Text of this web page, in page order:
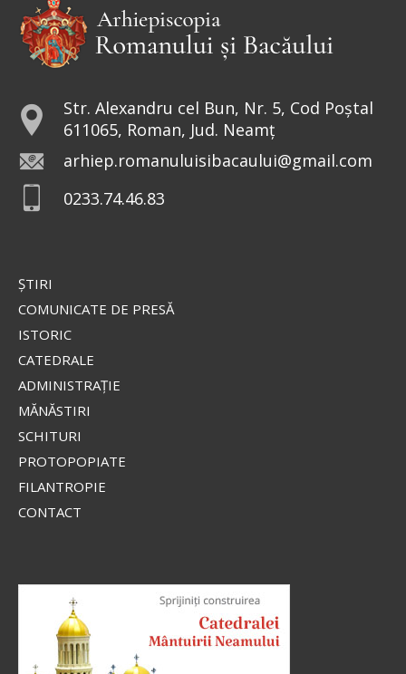
Str. Alexandru cel Bun, Nr. 5, Cod Poștal
611065, Roman, Jud. Neamț
arhiep.romanuluisibacaului@gmail.com
0233.74.46.83
ŞTIRI
COMUNICATE DE PRESĂ
ISTORIC
CATEDRALE
ADMINISTRAŢIE
MĂNĂSTIRI
SCHITURI
PROTOPOPIATE
FILANTROPIE
CONTACT